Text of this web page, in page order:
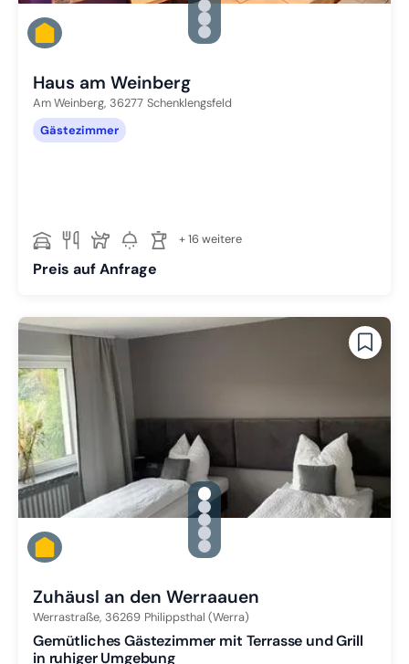
Zu Slide 2 wechseln
Zu Slide 3 wechseln
Zu Slide 4 wechseln
Zu Slide 5 wechseln
Haus am Weinberg
Am Weinberg, 36277 Schenklengsfeld
Gästezimmer
+ 16 weitere
Preis auf Anfrage
gallery.slide_selector
Zu Slide 1 wechseln
Zu Slide 2 wechseln
Zu Slide 3 wechseln
Zu Slide 4 wechseln
Zu Slide 5 wechseln
Zuhäusl an den Werraauen
Werrastraße, 36269 Philippsthal (Werra)
Gemütliches Gästezimmer mit Terrasse und Grill
in ruhiger Umgebung